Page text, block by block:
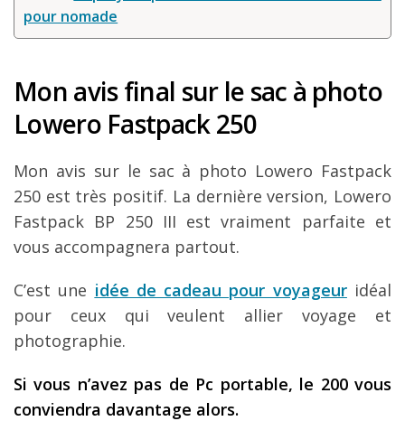
pour nomade
Mon avis final sur le sac à photo
Lowero Fastpack 250
Mon avis sur le sac à photo Lowero Fastpack
250 est très positif. La dernière version, Lowero
Fastpack BP 250 III est vraiment parfaite et
vous accompagnera partout.
C’est une idée de cadeau pour voyageuridéal
pour ceux qui veulent allier voyage et
photographie.
Si vous n’avez pas de Pc portable, le 200 vous
conviendra davantage alors.